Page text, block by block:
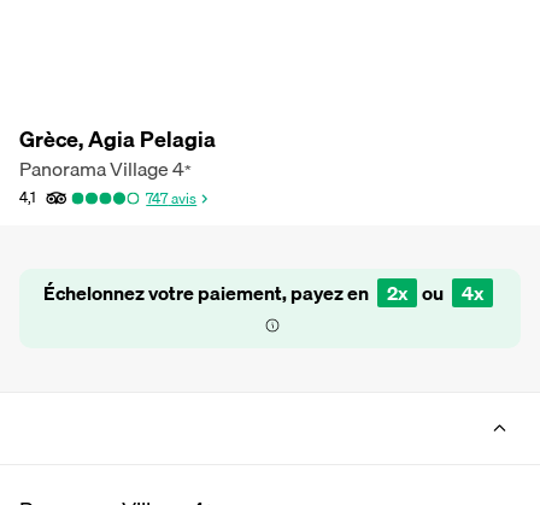
Grèce, Agia Pelagia
Panorama Village4*
4,1 747avis
Échelonnez votre paiement, payez en 2x ou 4x